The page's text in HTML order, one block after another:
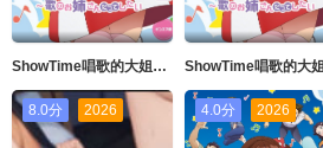
ShowTime唱歌的大姐姐也想做第二季_第04集
8.0分 2026 4.0分 2026